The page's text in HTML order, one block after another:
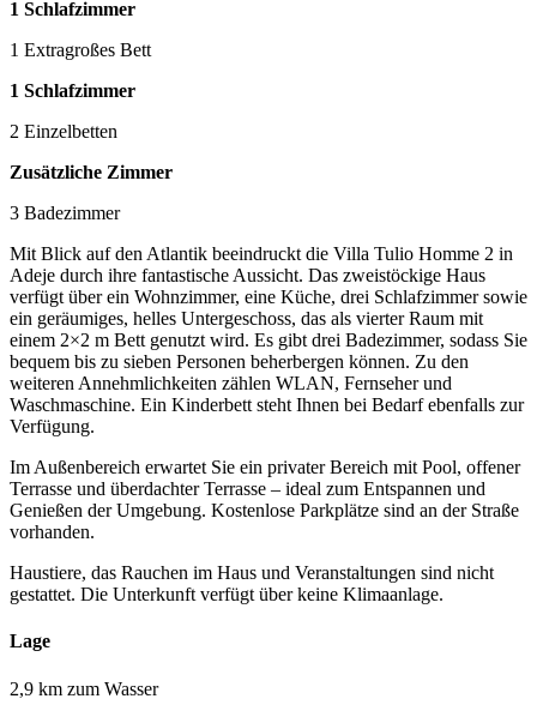
1 Schlafzimmer
1 Extragroßes Bett
1 Schlafzimmer
2 Einzelbetten
Zusätzliche Zimmer
3 Badezimmer
Mit Blick auf den Atlantik beeindruckt die Villa Tulio Homme 2 in
Adeje durch ihre fantastische Aussicht. Das zweistöckige Haus
verfügt über ein Wohnzimmer, eine Küche, drei Schlafzimmer sowie
ein geräumiges, helles Untergeschoss, das als vierter Raum mit
einem 2×2 m Bett genutzt wird. Es gibt drei Badezimmer, sodass Sie
bequem bis zu sieben Personen beherbergen können. Zu den
weiteren Annehmlichkeiten zählen WLAN, Fernseher und
Waschmaschine. Ein Kinderbett steht Ihnen bei Bedarf ebenfalls zur
Verfügung.
Im Außenbereich erwartet Sie ein privater Bereich mit Pool, offener
Terrasse und überdachter Terrasse – ideal zum Entspannen und
Genießen der Umgebung. Kostenlose Parkplätze sind an der Straße
vorhanden.
Haustiere, das Rauchen im Haus und Veranstaltungen sind nicht
gestattet. Die Unterkunft verfügt über keine Klimaanlage.
Lage
2,9 km zum Wasser